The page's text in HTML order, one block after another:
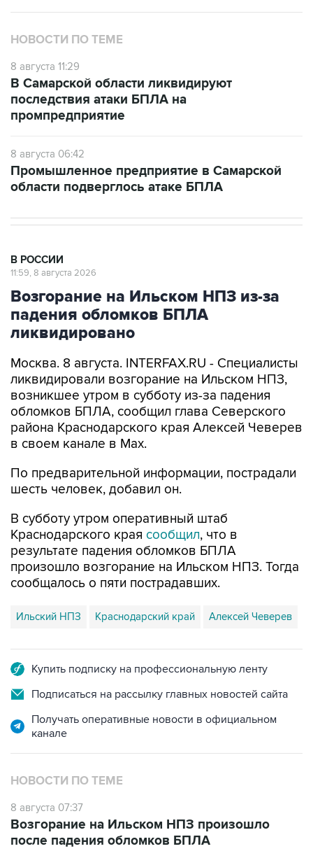
НОВОСТИ ПО ТЕМЕ
8 августа 11:29
В Самарской области ликвидируют
последствия атаки БПЛА на
промпредприятие
8 августа 06:42
Промышленное предприятие в Самарской
области подверглось атаке БПЛА
В РОССИИ
11:59, 8 августа 2026
Возгорание на Ильском НПЗ из-за
падения обломков БПЛА
ликвидировано
Москва. 8 августа. INTERFAX.RU - Специалисты
ликвидировали возгорание на Ильском НПЗ,
возникшее утром в субботу из-за падения
обломков БПЛА, сообщил глава Северского
района Краснодарского края Алексей Чеверев
в своем канале в Max.
По предварительной информации, пострадали
шесть человек, добавил он.
В субботу утром оперативный штаб
Краснодарского края сообщил, что в
результате падения обломков БПЛА
произошло возгорание на Ильском НПЗ. Тогда
сообщалось о пяти пострадавших.
Ильский НПЗ Краснодарский край Алексей Чеверев
Купить подписку на профессиональную ленту
Подписаться на рассылку главных новостей сайта
Получать оперативные новости в официальном
канале
НОВОСТИ ПО ТЕМЕ
8 августа 07:37
Возгорание на Ильском НПЗ произошло
после падения обломков БПЛА